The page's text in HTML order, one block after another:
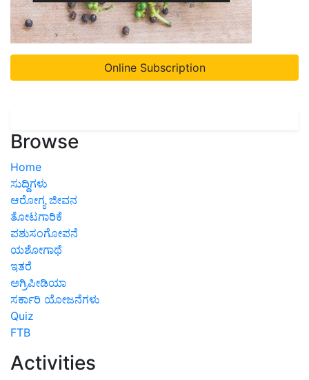
Online Subscription
Browse
Home
ಸುದ್ದಿಗಳು
ಆರೋಗ್ಯ ಜೀವನ
ತೋಟಗಾರಿಕೆ
ಪಶುಸಂಗೋಪನೆ
ಯಶೋಗಾಥೆ
ಇತರೆ
ಅಗ್ರಿಪೀಡಿಯಾ
ಸರ್ಕಾರಿ ಯೋಜನೆಗಳು
Quiz
FTB
Activities